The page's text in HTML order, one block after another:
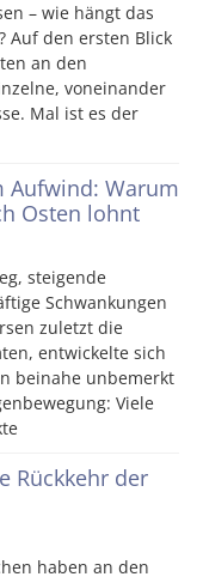
– wie hängt das
Auf den ersten Blick
an den
voneinander
Mal ist es der
Aufwind: Warum
Osten lohnt
steigende
Schwankungen
zuletzt die
entwickelte sich
beinahe unbemerkt
Viele
Rückkehr der
haben an den